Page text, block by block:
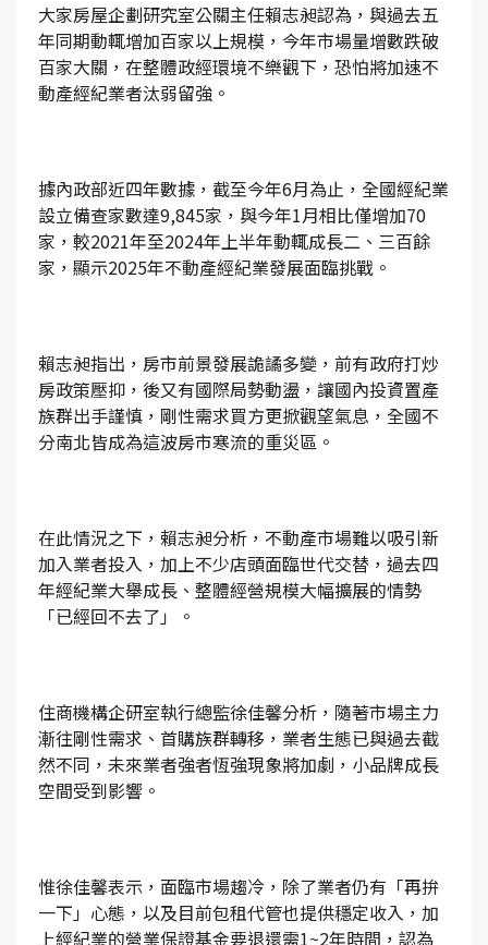
大家房屋企劃研究室公關主任賴志昶認為，與過去五
年同期動輒增加百家以上規模，今年市場量增數跌破
百家大關，在整體政經環境不樂觀下，恐怕將加速不
動產經紀業者汰弱留強。
據內政部近四年數據，截至今年6月為止，全國經紀業
設立備查家數達9,845家，與今年1月相比僅增加70
家，較2021年至2024年上半年動輒成長二、三百餘
家，顯示2025年不動產經紀業發展面臨挑戰。
賴志昶指出，房市前景發展詭譎多變，前有政府打炒
房政策壓抑，後又有國際局勢動盪，讓國內投資置產
族群出手謹慎，剛性需求買方更掀觀望氣息，全國不
分南北皆成為這波房市寒流的重災區。
在此情況之下，賴志昶分析，不動產市場難以吸引新
加入業者投入，加上不少店頭面臨世代交替，過去四
年經紀業大舉成長、整體經營規模大幅擴展的情勢
「已經回不去了」。
住商機構企研室執行總監徐佳馨分析，隨著市場主力
漸往剛性需求、首購族群轉移，業者生態已與過去截
然不同，未來業者強者恆強現象將加劇，小品牌成長
空間受到影響。
惟徐佳馨表示，面臨市場趨冷，除了業者仍有「再拚
一下」心態，以及目前包租代管也提供穩定收入，加
上經紀業的營業保證基金要退還需1~2年時間，認為